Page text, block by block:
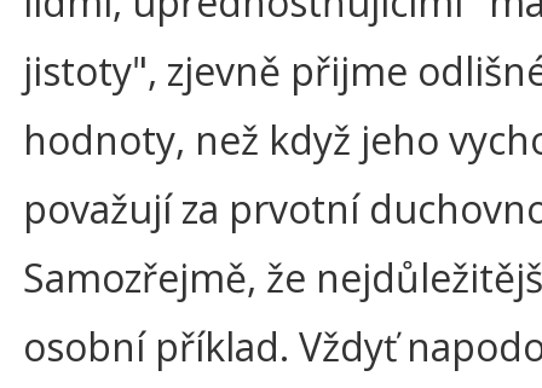
jistoty", zjevně přijme
hodnoty, než když jeho
považují za prvotní
Samozřejmě, že
osobní příklad. Vždyť